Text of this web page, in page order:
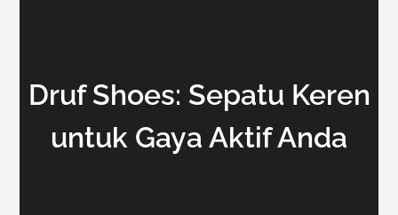
Druf Shoes: Sepatu Keren
untuk Gaya Aktif Anda